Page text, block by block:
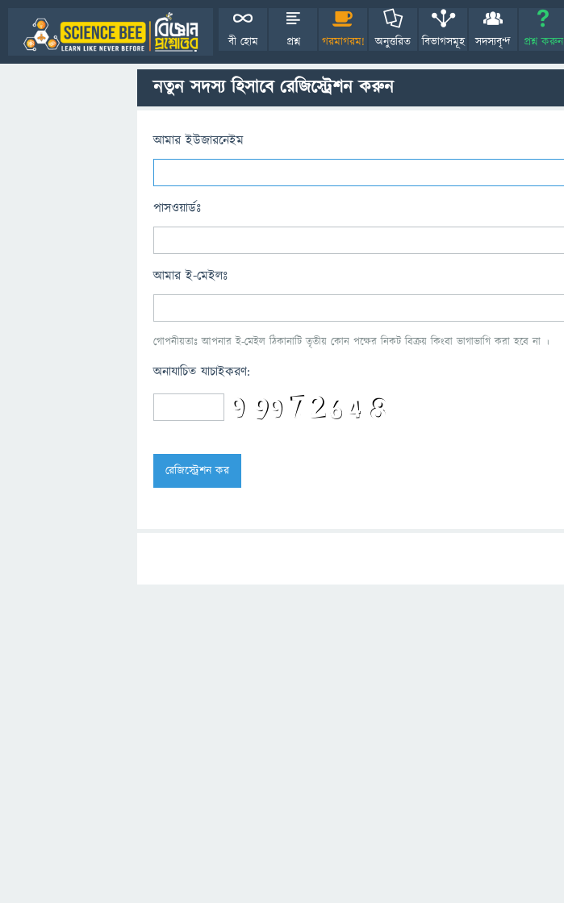
বী হোম প্রশ্ন গরমাগরম! অনুত্তরিত বিভাগসমূহ সদস্যবৃন্দ প্রশ্ন করুন
নতুন সদস্য হিসাবে রেজিস্ট্রেশন করুন
আমার ইউজারনেইম
পাসওয়ার্ডঃ
আমার ই-মেইলঃ
গোপনীয়তাঃ আপনার ই-মেইল ঠিকানাটি তৃতীয় কোন পক্ষের নিকট বিক্রয় কিংবা ভাগাভাগি করা হবে না ।
অনাযাচিত যাচাইকরণ: